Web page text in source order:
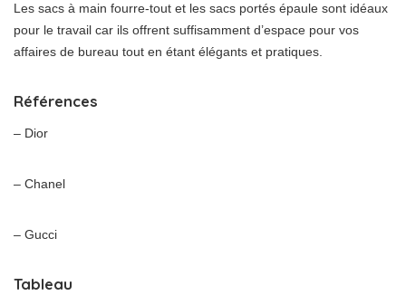
Les sacs à main fourre-tout et les sacs portés épaule sont idéaux
pour le travail car ils offrent suffisamment d’espace pour vos
affaires de bureau tout en étant élégants et pratiques.
Références
– Dior
– Chanel
– Gucci
Tableau